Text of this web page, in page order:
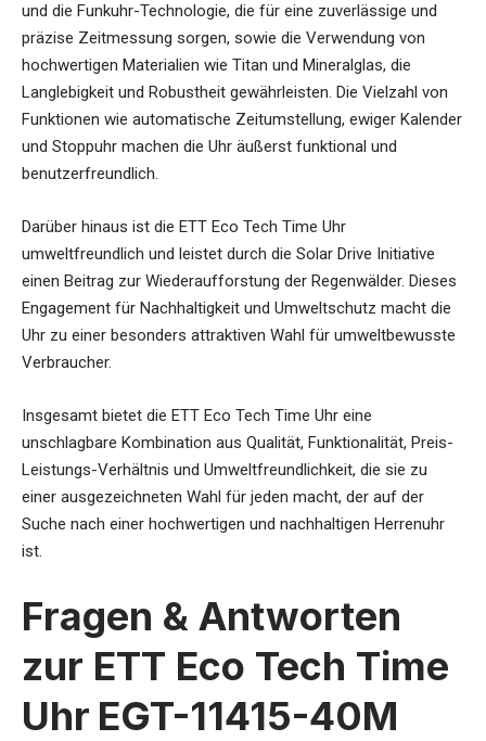
und die Funkuhr-Technologie, die für eine zuverlässige und
präzise Zeitmessung sorgen, sowie die Verwendung von
hochwertigen Materialien wie Titan und Mineralglas, die
Langlebigkeit und Robustheit gewährleisten. Die Vielzahl von
Funktionen wie automatische Zeitumstellung, ewiger Kalender
und Stoppuhr machen die Uhr äußerst funktional und
benutzerfreundlich.
Darüber hinaus ist die ETT Eco Tech Time Uhr
umweltfreundlich und leistet durch die Solar Drive Initiative
einen Beitrag zur Wiederaufforstung der Regenwälder. Dieses
Engagement für Nachhaltigkeit und Umweltschutz macht die
Uhr zu einer besonders attraktiven Wahl für umweltbewusste
Verbraucher.
Insgesamt bietet die ETT Eco Tech Time Uhr eine
unschlagbare Kombination aus Qualität, Funktionalität, Preis-
Leistungs-Verhältnis und Umweltfreundlichkeit, die sie zu
einer ausgezeichneten Wahl für jeden macht, der auf der
Suche nach einer hochwertigen und nachhaltigen Herrenuhr
ist.
Fragen & Antworten
zur ETT Eco Tech Time
Uhr EGT-11415-40M